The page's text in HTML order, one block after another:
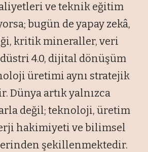
ve teknik eğitim
bugün de yapay zekâ,
kritik mineraller, veri
4.0, dijital dönüşüm
üretimi aynı stratejik
Dünya artık yalnızca
değil; teknoloji, üretim
hakimiyeti ve bilimsel
şekillenmektedir.